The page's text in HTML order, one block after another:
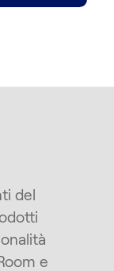
del
e